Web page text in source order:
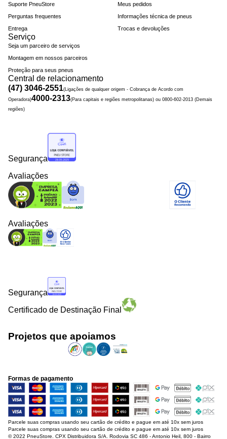
Suporte PneuStore
Perguntas frequentes
Entrega
Meus pedidos
Informações técnica de pneus
Trocas e devoluções
Serviço
Seja um parceiro de serviços
Montagem em nossos parceiros
Proteção para seus pneus
Central de relacionamento
(47) 3046-2551(Ligações de qualquer origem - Cobrança de Acordo com
Operadora)4000-2313(Para capitais e regiões metropolitanas) ou 0800-602-2013 (Demais
regiões)
Segurança
Avaliações
Avaliações
Segurança
Certificado de Destinação Final
Projetos que apoiamos
Formas de pagamento
Parcele suas compras usando seu cartão de crédito e pague em até 10x sem juros
Parcele suas compras usando seu cartão de crédito e pague em até 10x sem juros
© 2022 PneuStore. CPX Distribuidora S/A. Rodovia SC 486 - Antonio Heil, 800 - Bairro